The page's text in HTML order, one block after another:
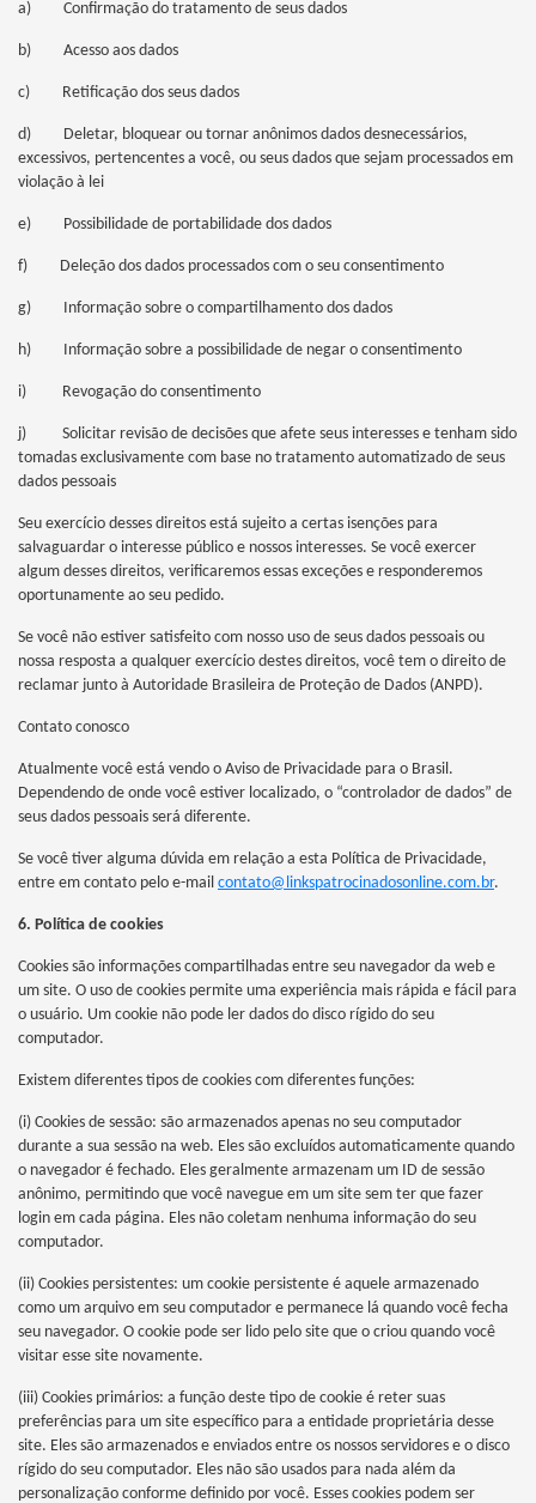
a) Confirmação do tratamento de seus dados
b) Acesso aos dados
c) Retificação dos seus dados
d) Deletar, bloquear ou tornar anônimos dados desnecessários,
excessivos, pertencentes a você, ou seus dados que sejam processados em
violação à lei
e) Possibilidade de portabilidade dos dados
f) Deleção dos dados processados com o seu consentimento
g) Informação sobre o compartilhamento dos dados
h) Informação sobre a possibilidade de negar o consentimento
i) Revogação do consentimento
j) Solicitar revisão de decisões que afete seus interesses e tenham sido
tomadas exclusivamente com base no tratamento automatizado de seus
dados pessoais
Seu exercício desses direitos está sujeito a certas isenções para
salvaguardar o interesse público e nossos interesses. Se você exercer
algum desses direitos, verificaremos essas exceções e responderemos
oportunamente ao seu pedido.
Se você não estiver satisfeito com nosso uso de seus dados pessoais ou
nossa resposta a qualquer exercício destes direitos, você tem o direito de
reclamar junto à Autoridade Brasileira de Proteção de Dados (ANPD).
Contato conosco
Atualmente você está vendo o Aviso de Privacidade para o Brasil.
Dependendo de onde você estiver localizado, o “controlador de dados” de
seus dados pessoais será diferente.
Se você tiver alguma dúvida em relação a esta Política de Privacidade,
entre em contato pelo e-mail contato@linkspatrocinadosonline.com.br.
6. Política de cookies
Cookies são informações compartilhadas entre seu navegador da web e
um site. O uso de cookies permite uma experiência mais rápida e fácil para
o usuário. Um cookie não pode ler dados do disco rígido do seu
computador.
Existem diferentes tipos de cookies com diferentes funções:
(i) Cookies de sessão: são armazenados apenas no seu computador
durante a sua sessão na web. Eles são excluídos automaticamente quando
o navegador é fechado. Eles geralmente armazenam um ID de sessão
anônimo, permitindo que você navegue em um site sem ter que fazer
login em cada página. Eles não coletam nenhuma informação do seu
computador.
(ii) Cookies persistentes: um cookie persistente é aquele armazenado
como um arquivo em seu computador e permanece lá quando você fecha
seu navegador. O cookie pode ser lido pelo site que o criou quando você
visitar esse site novamente.
(iii) Cookies primários: a função deste tipo de cookie é reter suas
preferências para um site específico para a entidade proprietária desse
site. Eles são armazenados e enviados entre os nossos servidores e o disco
rígido do seu computador. Eles não são usados para nada além da
personalização conforme definido por você. Esses cookies podem ser